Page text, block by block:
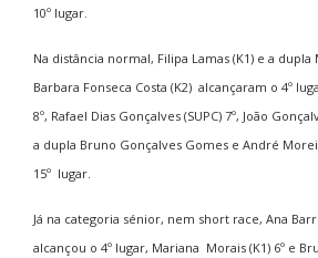
10º lugar.
Na distância normal, Filipa Lamas (K1) e a dupla
Barbara Fonseca Costa (K2) alcançaram o 4º
8º, Rafael Dias Gonçalves (SUPC) 7º, João
a dupla Bruno Gonçalves Gomes e André
15º lugar.
Já na categoria sénior, nem short race, Ana
alcançou o 4º lugar, Mariana Morais (K1) 6º e